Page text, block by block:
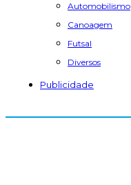
Automobilismo
Canoagem
Futsal
Diversos
Publicidade